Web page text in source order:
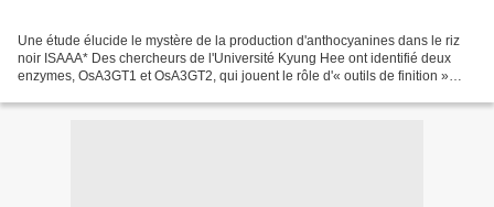
Une étude élucide le mystère de la production d'anthocyanines dans le riz
noir ISAAA* Des chercheurs de l'Université Kyung Hee ont identifié deux
enzymes, OsA3GT1 et OsA3GT2, qui jouent le rôle d'« outils de finition »